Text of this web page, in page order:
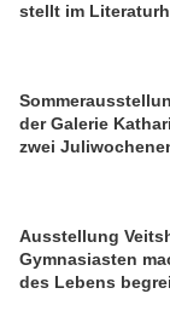
stellt im
der Galerie
zwei
Ausstellung
Gymnasiasten
des Lebens